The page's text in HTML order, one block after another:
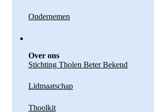
Ondernemen
Over ons
Stichting Tholen Beter Bekend
Lidmaatschap
Thoolkit